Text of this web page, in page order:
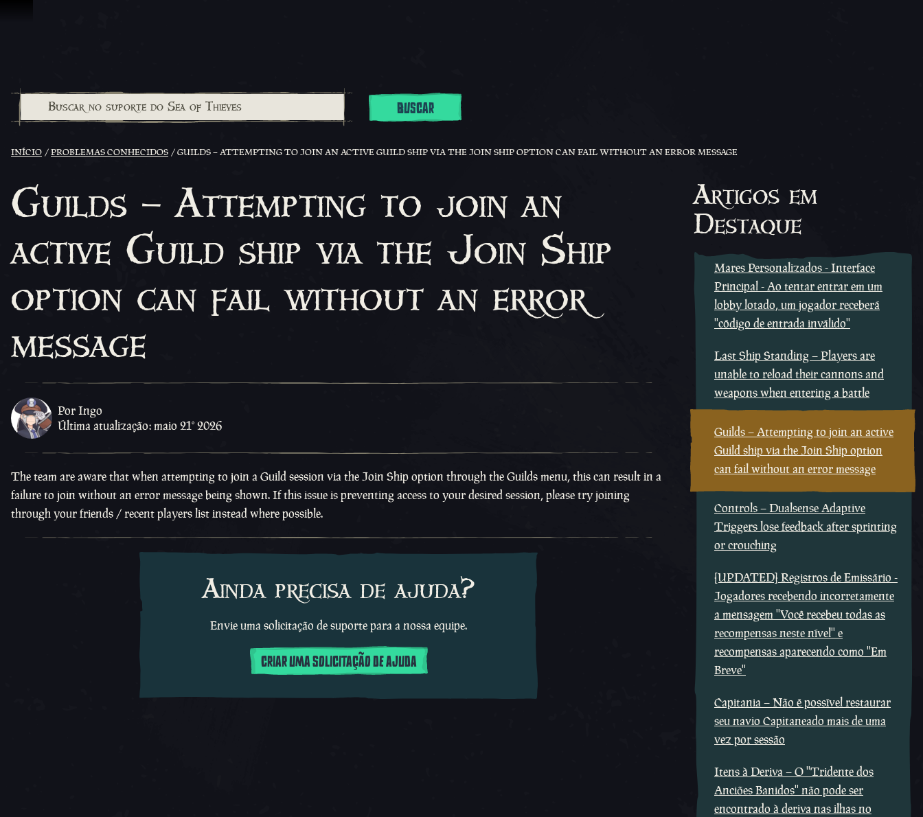
BUSCAR
INÍCIO PROBLEMAS CONHECIDOS GUILDS – ATTEMPTING TO JOIN AN ACTIVE GUILD SHIP VIA THE JOIN SHIP OPTION CAN FAIL WITHOUT AN ERROR MESSAGE
Guilds – Attempting to join an
active Guild ship via the Join Ship
option can fail without an error
message
Por Ingo
Última atualização: maio 21º 2026
The team are aware that when attempting to join a Guild session via the Join Ship option through the Guilds menu, this can result in a
failure to join without an error message being shown. If this issue is preventing access to your desired session, please try joining
through your friends / recent players list instead where possible.
Ainda precisa de ajuda?
Envie uma solicitação de suporte para a nossa equipe.
CRIAR UMA SOLICITAÇÃO DE AJUDA
Artigos em
Destaque
Mares Personalizados - Interface
Principal - Ao tentar entrar em um
lobby lotado, um jogador receberá
''código de entrada inválido''
Last Ship Standing – Players are
unable to reload their cannons and
weapons when entering a battle
Guilds – Attempting to join an active
Guild ship via the Join Ship option
can fail without an error message
Controls – Dualsense Adaptive
Triggers lose feedback after sprinting
or crouching
[UPDATED] Registros de Emissário -
Jogadores recebendo incorretamente
a mensagem ''Você recebeu todas as
recompensas neste nível'' e
recompensas aparecendo como ''Em
Breve''
Capitania – Não é possível restaurar
seu navio Capitaneado mais de uma
vez por sessão
Itens à Deriva – O ''Tridente dos
Anciões Banidos'' não pode ser
encontrado à deriva nas ilhas no